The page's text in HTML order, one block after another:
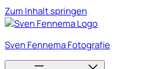
Zum Inhalt springen
Sven Fennema Fotografie